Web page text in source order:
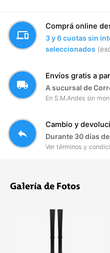
devices
Comprá online
3 y 6 cuotas sin
seleccionados
local_shipping
Envíos gratis a
A sucursal de
En S.M.Andes sin
reply
Cambio y
Durante 30 días
Ver términos y
Galería de Fotos